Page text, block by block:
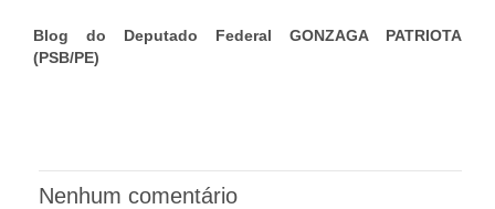
Blog do Deputado Federal GONZAGA PATRIOTA
(PSB/PE)
Nenhum comentário